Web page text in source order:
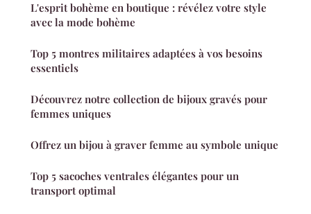
L'esprit bohème en boutique : révélez votre style
avec la mode bohème
Top 5 montres militaires adaptées à vos besoins
essentiels
Découvrez notre collection de bijoux gravés pour
femmes uniques
Offrez un bijou à graver femme au symbole unique
Top 5 sacoches ventrales élégantes pour un
transport optimal